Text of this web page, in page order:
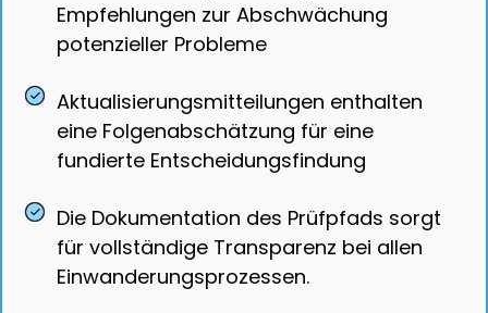
Empfehlungen zur Abschwächung
potenzieller Probleme
Aktualisierungsmitteilungen enthalten
eine Folgenabschätzung für eine
fundierte Entscheidungsfindung
Die Dokumentation des Prüfpfads sorgt
für vollständige Transparenz bei allen
Einwanderungsprozessen.